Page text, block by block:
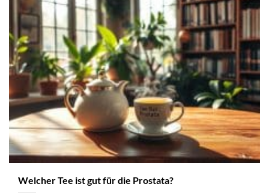
Welcher Tee ist gut für die Prostata?